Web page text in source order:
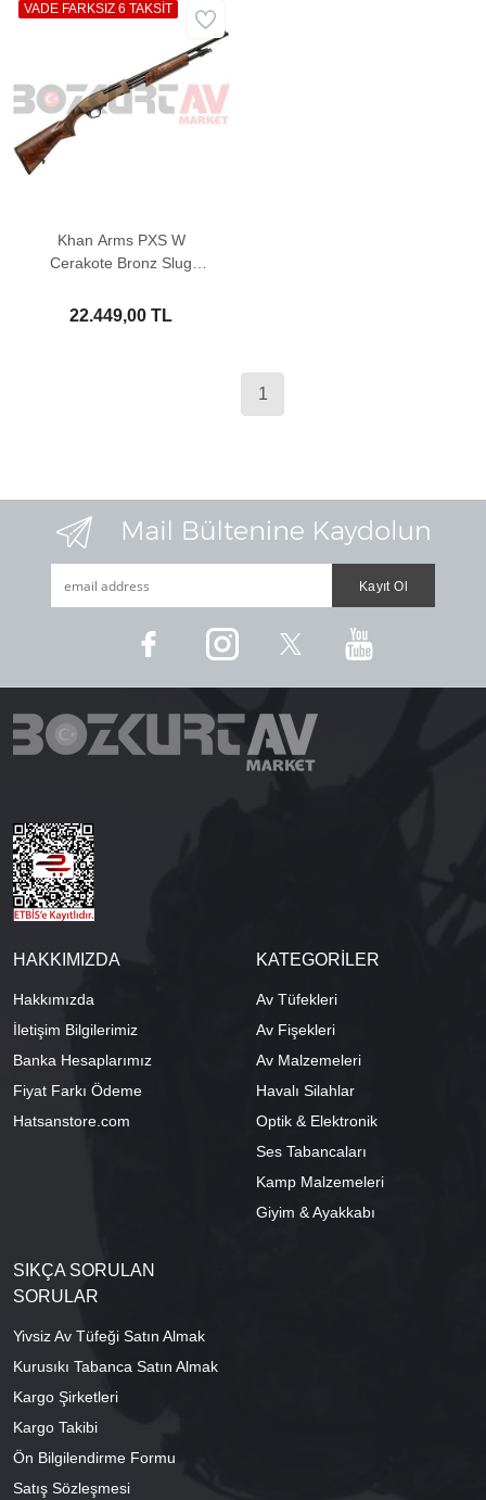
Khan Arms PXS W
Cerakote Bronz Slug
22.449,00 TL
VADE FARKSIZ 6 TAKSİT
1
HAKKIMIZDA
Hakkımızda
İletişim Bilgilerimiz
Banka Hesaplarımız
Fiyat Farkı Ödeme
Hatsanstore.com
KATEGORİLER
Av Tüfekleri
Av Fişekleri
Av Malzemeleri
Havalı Silahlar
Optik & Elektronik
Ses Tabancaları
Kamp Malzemeleri
Giyim & Ayakkabı
SIKÇA SORULAN
SORULAR
Yivsiz Av Tüfeği Satın Almak
Kurusıkı Tabanca Satın Almak
Kargo Şirketleri
Kargo Takibi
Ön Bilgilendirme Formu
Satış Sözleşmesi